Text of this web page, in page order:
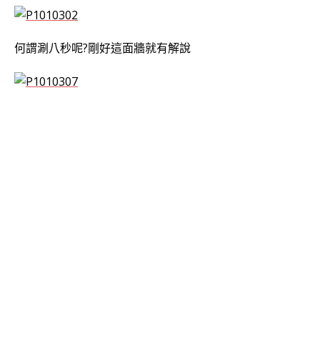
何謂涮八秒呢?剛好這面牆就有解說